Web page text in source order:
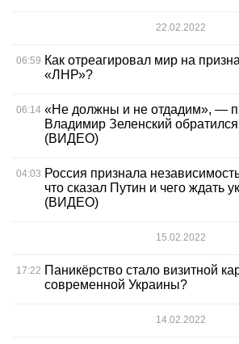
22.02.2022
06:59 Как отреагировал мир на
«ЛНР»?
06:14 «Не должны и не отдадим», —
Владимир Зеленский
(ВИДЕО)
04:03 Россия признала
что сказал Путин и чего ждать
(ВИДЕО)
15.02.2022
17:22 Паникёрство стало визитной
современной Украины?
14.02.2022